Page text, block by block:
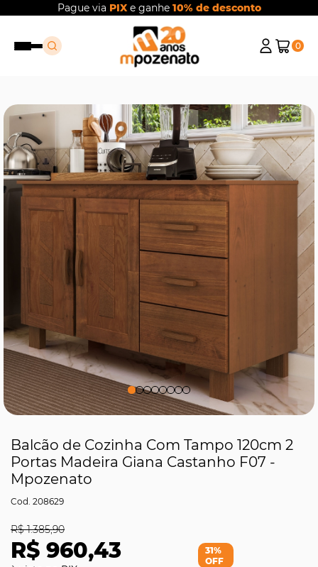
Pague via PIXe ganhe 10% de desconto
0
Balcão de Cozinha Com Tampo 120cm 2
Portas Madeira Giana Castanho F07 -
Mpozenato
208629
R$ 960,43
R$ 1.385,90
31%
OFF